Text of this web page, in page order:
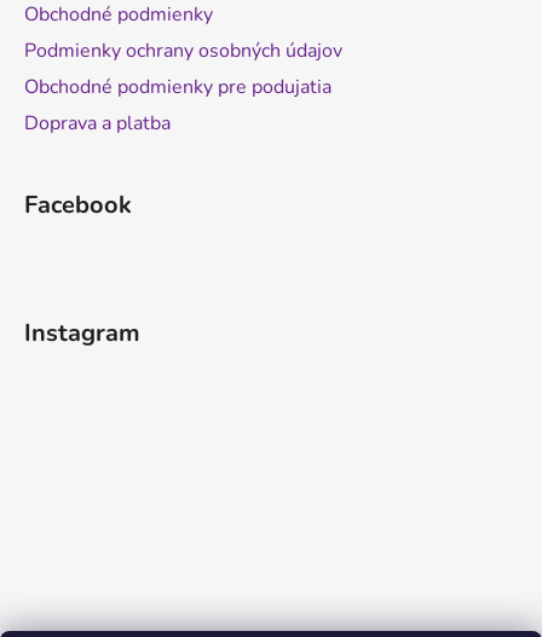
Obchodné podmienky
Podmienky ochrany osobných údajov
Obchodné podmienky pre podujatia
Doprava a platba
Facebook
Instagram